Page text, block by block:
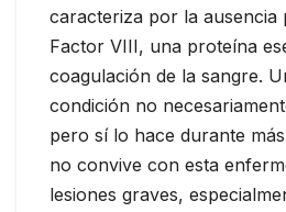
caracteriza por la ausencia
Factor VIII, una proteína
coagulación de la sangre.
condición no
pero sí lo hace durante
no convive con esta
lesiones graves,